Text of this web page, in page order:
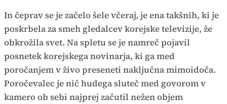
In čeprav se je začelo šele včeraj, je ena takšnih, ki je
poskrbela za smeh gledalcev korejske televizije, že
obkrožila svet. Na spletu se je namreč pojavil
posnetek korejskega novinarja, ki ga med
poročanjem v živo preseneti naključna mimoidoča.
Poročevalec je nič hudega sluteč med govorom v
kamero ob sebi najprej začutil nežen objem